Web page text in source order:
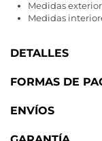
Medidas
Medidas
DETALLES
FORMAS DE
ENVÍOS